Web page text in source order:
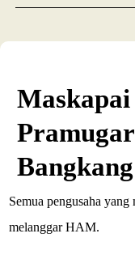
Semua pengusaha
melanggar HAM.